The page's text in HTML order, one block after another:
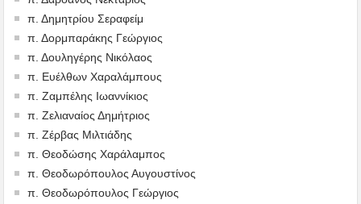
π. Δημητρίου Σεραφείμ
π. Δορμπαράκης Γεώργιος
π. Δουληγέρης Νικόλαος
π. Ευέλθων Χαραλάμπους
π. Ζαμπέλης Ιωαννίκιος
π. Ζελιαναίος Δημήτριος
π. Ζέρβας Μιλτιάδης
π. Θεοδώσης Χαράλαμπος
π. Θεοδωρόπουλος Αυγουστίνος
π. Θεοδωρόπουλος Γεώργιος